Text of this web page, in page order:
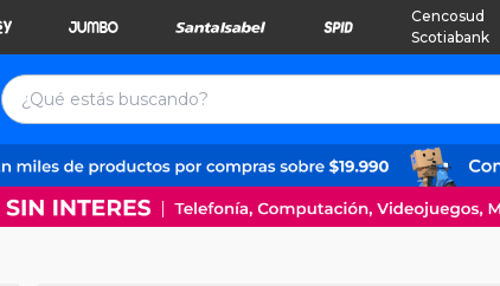
Cencosud
Scotiabank